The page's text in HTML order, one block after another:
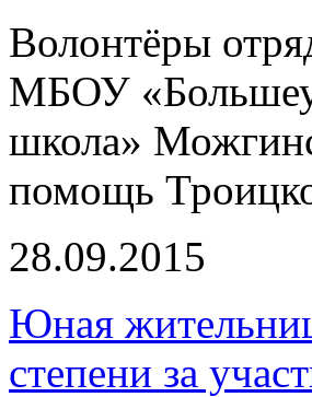
Волонтёры
МБОУ
школа»
помощь
28.09.2015
Юная
степени за